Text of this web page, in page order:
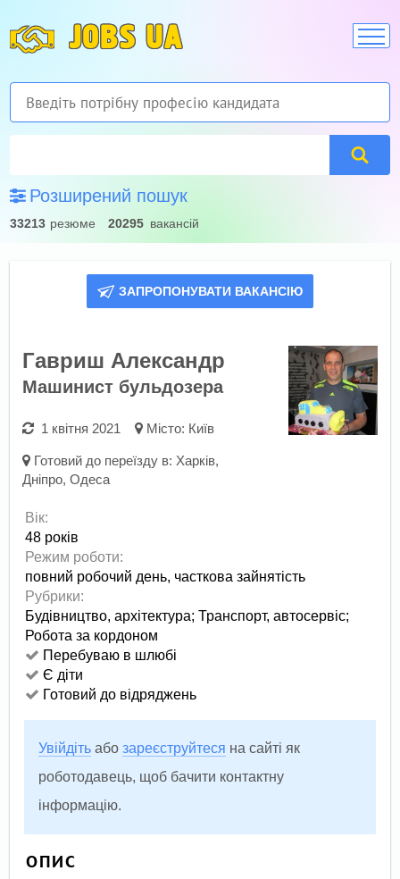
JOBS UA
Розширений пошук
33213 резюме 20295 вакансій
ЗАПРОПОНУВАТИ ВАКАНСІЮ
Гавриш Александр
Машинист бульдозера
1 квітня 2021 Місто: Київ
Готовий до переїзду в: Харків,
Дніпро,Одеса
Вік:
48 років
Режим роботи:
повний робочий день, часткова зайнятість
Рубрики:
Будівництво, архітектура; Транспорт, автосервіс;
Робота за кордоном
Перебуваю в шлюбі
Є діти
Готовий до відряджень
Увійдіть абозареєструйтеся на сайті як
роботодавець, щоб бачити контактну
інформацію.
ОПИС